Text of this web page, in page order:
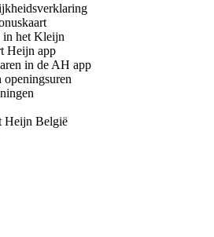
in het Kleijn
Heijn app
in de AH app
openingsuren
Heijn België